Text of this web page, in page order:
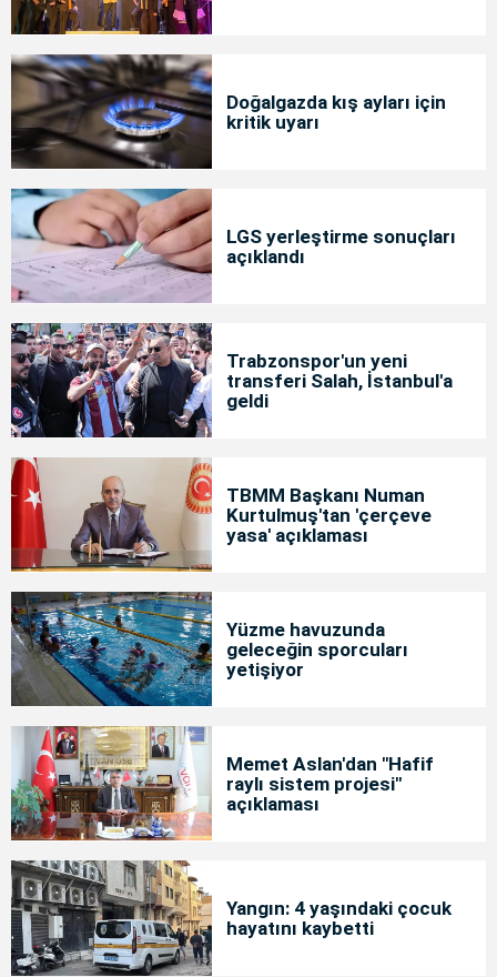
Doğalgazda kış ayları için
kritik uyarı
LGS yerleştirme sonuçları
açıklandı
Trabzonspor'un yeni
transferi Salah, İstanbul'a
geldi
TBMM Başkanı Numan
Kurtulmuş'tan 'çerçeve
yasa' açıklaması
Yüzme havuzunda
geleceğin sporcuları
yetişiyor
Memet Aslan'dan "Hafif
raylı sistem projesi"
açıklaması
Yangın: 4 yaşındaki çocuk
hayatını kaybetti